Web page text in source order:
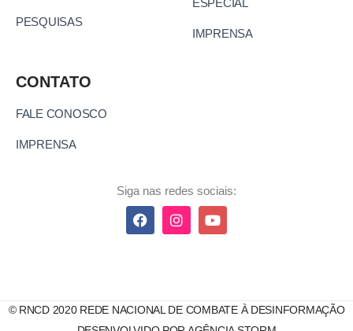
PESQUISAS
ESPECIAL
IMPRENSA
CONTATO
FALE CONOSCO
IMPRENSA
Siga nas redes sociais:
© RNCD 2020 REDE NACIONAL DE COMBATE À DESINFORMAÇÃO